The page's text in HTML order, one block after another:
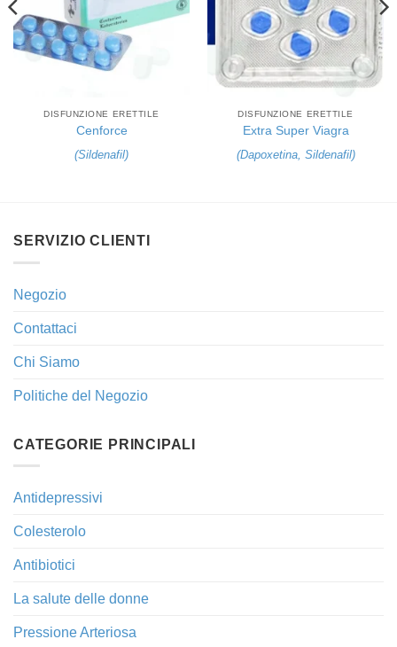
DISFUNZIONE ERETTILE
Cenforce
(Sildenafil)
DISFUNZIONE ERETTILE
Extra Super Viagra
(Dapoxetina, Sildenafil)
SERVIZIO CLIENTI
Negozio
Contattaci
Chi Siamo
Politiche del Negozio
CATEGORIE PRINCIPALI
Antidepressivi
Colesterolo
Antibiotici
La salute delle donne
Pressione Arteriosa